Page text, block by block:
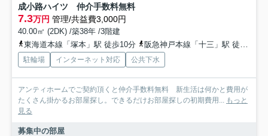
成小路ハイツ 仲介手数料無料
7.3万円 管理/共益費3,000円
40.00㎡ (2DK) /築38年 /3階建
東海道本線「塚本」駅 徒歩10分
阪急神戸本線「十三」駅 徒歩14分
駐輪場 インターネット対応 公共下水
アンティホームでご契約頂くと仲介手数料無料 新生活は何かと費用が
たくさん掛かるお部屋探し。できるだけお部屋探しの初期費用... もっと
見る
募集中の部屋